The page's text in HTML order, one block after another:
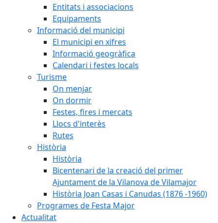
Entitats i associacions
Equipaments
Informació del municipi
El municipi en xifres
Informació geogràfica
Calendari i festes locals
Turisme
On menjar
On dormir
Festes, fires i mercats
Llocs d'interès
Rutes
Història
Història
Bicentenari de la creació del primer
Ajuntament de la Vilanova de Vilamajor
Història Joan Casas i Canudas (1876 -1960)
Programes de Festa Major
Actualitat